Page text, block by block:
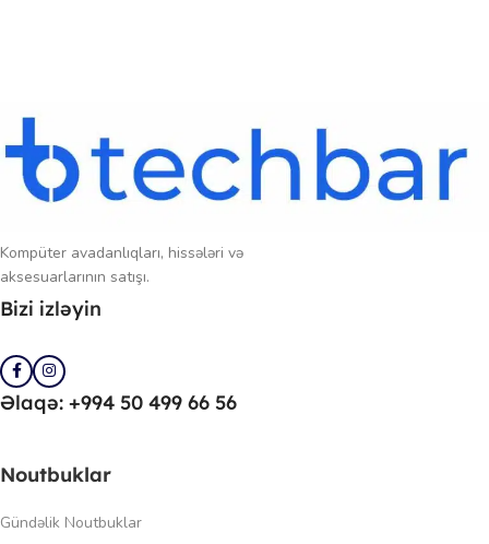
Kompüter avadanlıqları, hissələri və
aksesuarlarının satışı.
Bizi izləyin
Əlaqə: +994 50 499 66 56
Noutbuklar
Gündəlik Noutbuklar